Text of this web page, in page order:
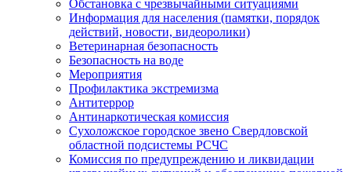
Обстановка с чрезвычайными ситуациями
Информация для населения (памятки, порядок
действий, новости, видеоролики)
Ветеринарная безопасность
Безопасность на воде
Мероприятия
Профилактика экстремизма
Антитеррор
Антинаркотическая комиссия
Сухоложское городское звено Свердловской
областной подсистемы РСЧС
Комиссия по предупреждению и ликвидации